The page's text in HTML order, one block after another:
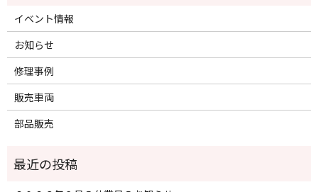
イベント情報
お知らせ
修理事例
販売車両
部品販売